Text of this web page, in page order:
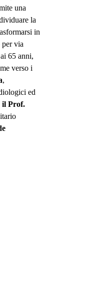
una
la
in
per via
65 anni,
verso i
,
ed
il Prof.